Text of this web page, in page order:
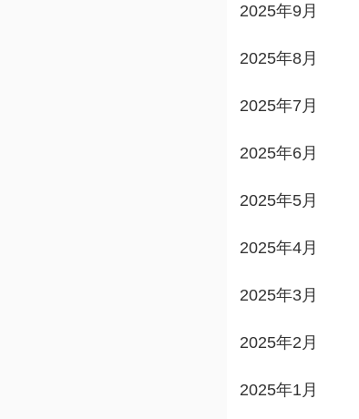
2025年9月
2025年8月
2025年7月
2025年6月
2025年5月
2025年4月
2025年3月
2025年2月
2025年1月